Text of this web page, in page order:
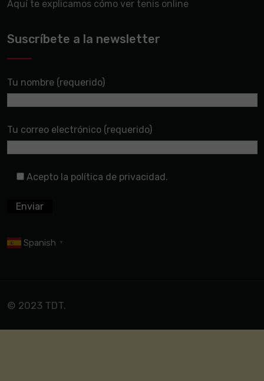
Aquí te explicamos cómo ver tenis online
Suscríbete a la newsletter
Tu nombre (requerido)
Tu correo electrónico (requerido)
Acepto la política de privacidad.
Spanish ▼
© 2023 TDT.